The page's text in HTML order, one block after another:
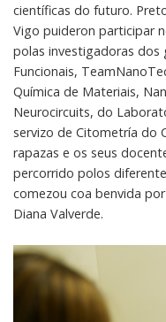
científicas do futuro.
Vigo puideron participar
polas investigadoras dos
Funcionais,
Química de Materiais,
Neurocircuits, do
servizo de Citometría do
rapazas e os seus
percorrido polos
comezou coa benvida
Diana Valverde.